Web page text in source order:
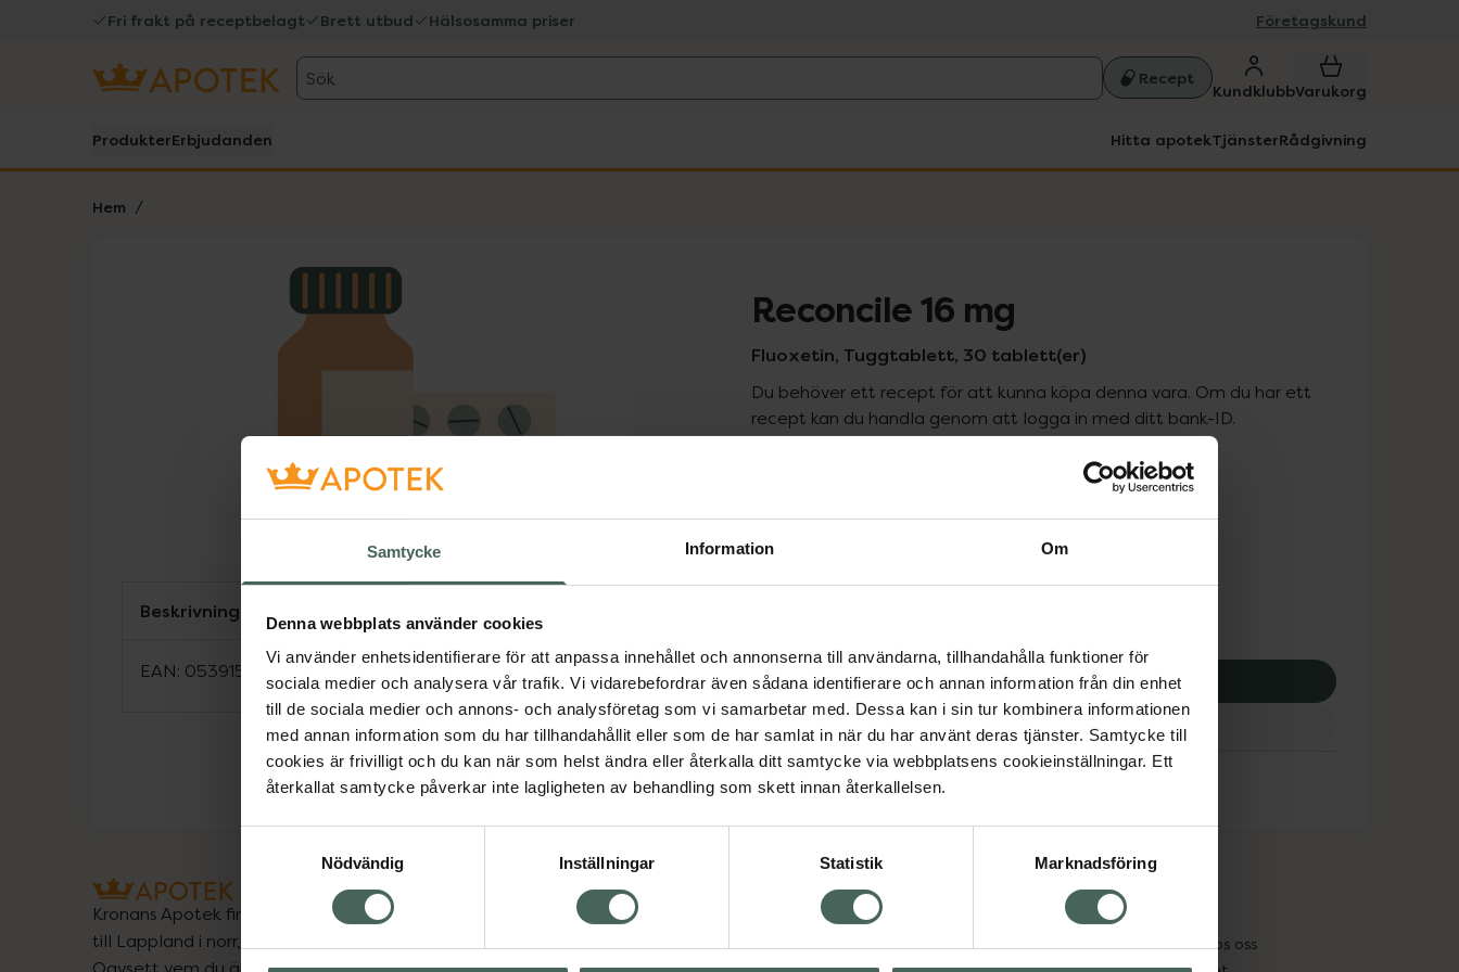
Samtycke Information Om
Denna webbplats använder cookies
Vi använder enhetsidentifierare för att anpassa innehållet och annonserna till användarna, tillhandahålla funktioner för
sociala medier och analysera vår trafik. Vi vidarebefordrar även sådana identifierare och annan information från din enhet
till de sociala medier och annons- och analysföretag som vi samarbetar med. Dessa kan i sin tur kombinera informationen
med annan information som du har tillhandahållit eller som de har samlat in när du har använt deras tjänster. Samtycke till
cookies är frivilligt och du kan när som helst ändra eller återkalla ditt samtycke via webbplatsens cookieinställningar. Ett
återkallat samtycke påverkar inte lagligheten av behandling som skett innan återkallelsen.
Nödvändig
Inställningar Statistik Marknadsföring
Fri frakt på receptbelagt Brett utbud Hälsosamma priser Företagskund
Sök Recept
KundklubbVarukorg
ProdukterErbjudanden Hitta apotekTjänsterRådgivning
Hem
Lista: . Innehåller 1 objekt. Reconcile 16 mg
Fluoxetin, Tuggtablett, 30 tablett(er)
Du behöver ett recept för att kunna köpa denna vara. Om du har ett
recept kan du handla genom att logga in med ditt bank-ID.
Pris med recept
Högkostnadsskyddet gäller inte
338,50 kr
Köp via ditt recept
Aktuella erbjudanden
Beskrivning
EAN: 05391537750182
Kronans Apotek finns här för dig. Du hittar oss från Skåne i syd
till Lappland i norr, och online i mobilen och på datorn.
Oavsett vem du är så är det vårt uppdrag att hjälpa just dig
Om recept och läkemedel
Jobba hos oss